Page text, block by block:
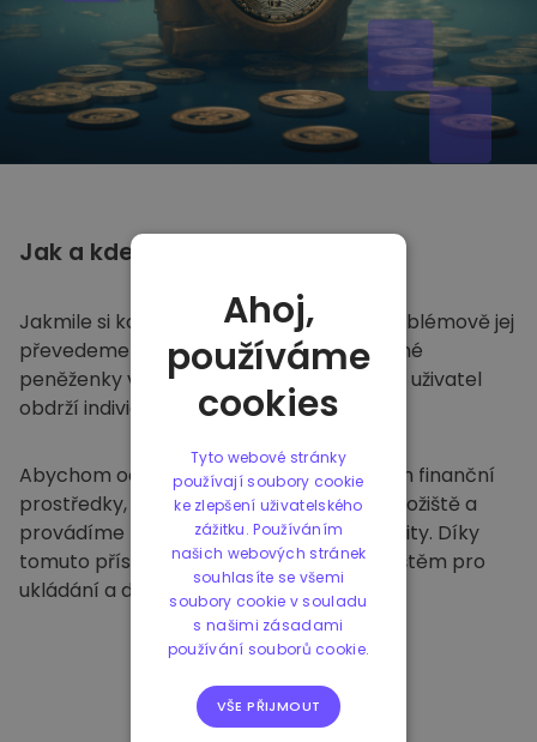
Jak a kde
Jakmile si koupíte na Kriptomatu
, bezproblémově jej
převedeme do vaší vyhrazené a bezpečné
peněženky v rámci naší platformy. Každý uživatel
obdrží individuální peněženku.
Abychom ochránili naše zákazníky a jejich finanční
prostředky, nabízíme bezpečné offline úložiště a
provádíme pravidelné bezpečnostní audity. Díky
tomuto přístupu je naše platforma útočištěm pro
ukládání a dalších kryptoměn.
Ahoj,
používáme
cookies
Tyto webové stránky
používají soubory cookie
ke zlepšení uživatelského
zážitku. Používáním
našich webových stránek
souhlasíte se všemi
soubory cookie v souladu
s našimi zásadami
používání souborů cookie.
VŠE PŘIJMOUT